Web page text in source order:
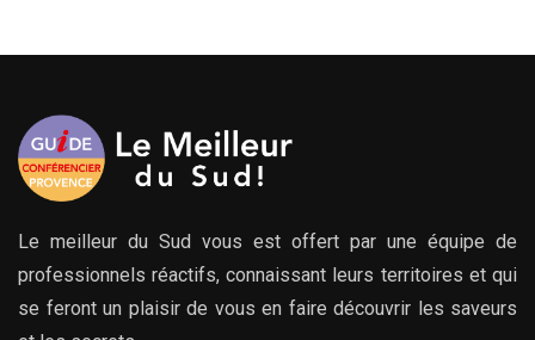
Le meilleur du Sud vous est offert par une équipe de
professionnels réactifs, connaissant leurs territoires et qui
se feront un plaisir de vous en faire découvrir les saveurs